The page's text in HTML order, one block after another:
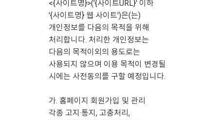
<{사이트명}>('{사이트URL}' 이하
'{사이트명} 웹 사이트')은(는)
개인정보를 다음의 목적을 위해
처리합니다. 처리한 개인정보는
다음의 목적이외의 용도로는
사용되지 않으며 이용 목적이 변경될
시에는 사전동의를 구할 예정입니다.
가. 홈페이지 회원가입 및 관리
각종 고지·통지, 고충처리,